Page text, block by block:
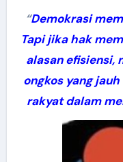
“Demokrasi memang bukan sistem termurah.
Tapi jika hak
alasan efisiensi,
ongkos yang
rakyat dalam